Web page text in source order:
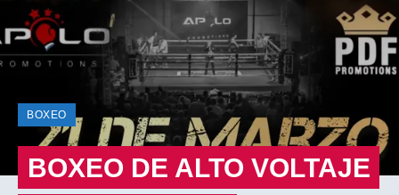
BOXEO
BOXEO DE ALTO VOLTAJE